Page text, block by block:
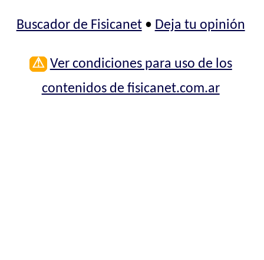
Buscador de Fisicanet• Deja tu opinión
⚠ Ver condiciones para uso de los
contenidos de fisicanet.com.ar